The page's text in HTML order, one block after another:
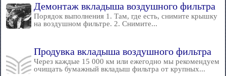
Демонтаж вкладыша воздушного фильтра
Порядок выполнения 1. Там, где есть, снимите крышку
на воздушном фильтре. 2. Снимите...
Продувка вкладыша воздушного фильтра
Через каждые 15 000 км или ежегодно мы рекомендуем
очищать бумажный вкладыш фильтра от крупных...